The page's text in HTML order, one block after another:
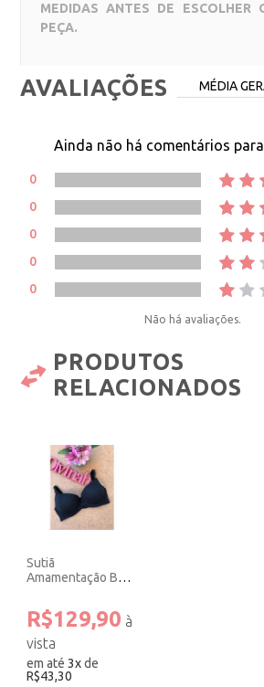
MEDIDAS ANTES DE ESCOLHER
PEÇA.
AVALIAÇÕES MÉDIA
Ainda não há comentários
0
0
0
0
0
Não há avaliações.
PRODUTOS
RELACIONADOS
Sutiã
Amamentação Bojo
R$129,90
em até3xde
R$43,30